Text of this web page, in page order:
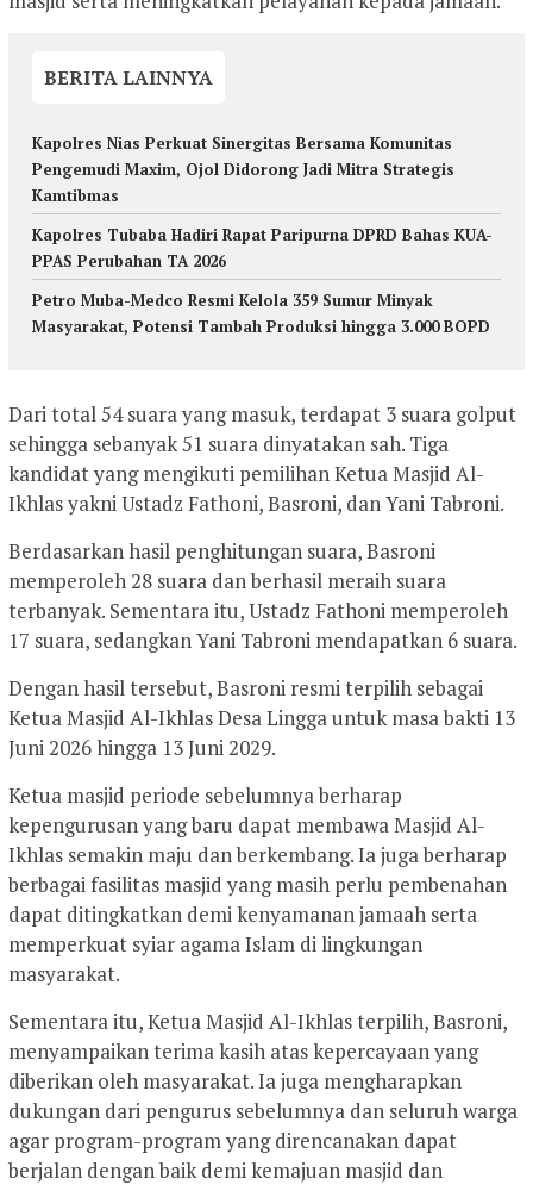
BERITA LAINNYA
Kapolres Nias Perkuat Sinergitas Bersama Komunitas
Pengemudi Maxim, Ojol Didorong Jadi Mitra Strategis
Kamtibmas
Kapolres Tubaba Hadiri Rapat Paripurna DPRD Bahas KUA-
PPAS Perubahan TA 2026
Petro Muba-Medco Resmi Kelola 359 Sumur Minyak
Masyarakat, Potensi Tambah Produksi hingga 3.000 BOPD
Dari total 54 suara yang masuk, terdapat 3 suara golput
sehingga sebanyak 51 suara dinyatakan sah. Tiga
kandidat yang mengikuti pemilihan Ketua Masjid Al-
Ikhlas yakni Ustadz Fathoni, Basroni, dan Yani Tabroni.
Berdasarkan hasil penghitungan suara, Basroni
memperoleh 28 suara dan berhasil meraih suara
terbanyak. Sementara itu, Ustadz Fathoni memperoleh
17 suara, sedangkan Yani Tabroni mendapatkan 6 suara.
Dengan hasil tersebut, Basroni resmi terpilih sebagai
Ketua Masjid Al-Ikhlas Desa Lingga untuk masa bakti 13
Juni 2026 hingga 13 Juni 2029.
Ketua masjid periode sebelumnya berharap
kepengurusan yang baru dapat membawa Masjid Al-
Ikhlas semakin maju dan berkembang. Ia juga berharap
berbagai fasilitas masjid yang masih perlu pembenahan
dapat ditingkatkan demi kenyamanan jamaah serta
memperkuat syiar agama Islam di lingkungan
masyarakat.
Sementara itu, Ketua Masjid Al-Ikhlas terpilih, Basroni,
menyampaikan terima kasih atas kepercayaan yang
diberikan oleh masyarakat. Ia juga mengharapkan
dukungan dari pengurus sebelumnya dan seluruh warga
agar program-program yang direncanakan dapat
berjalan dengan baik demi kemajuan masjid dan